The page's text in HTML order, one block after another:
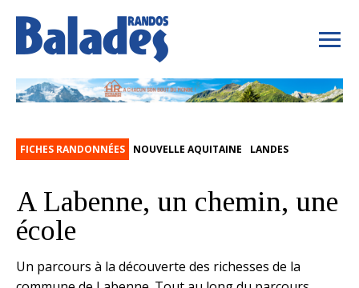
FICHES RANDONNÉES NOUVELLE AQUITAINE LANDES
A Labenne, un chemin, une
école
Un parcours à la découverte des richesses de la